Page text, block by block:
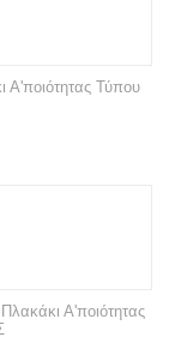
Α'ποιότητας Τύπου
Α'ποιότητας